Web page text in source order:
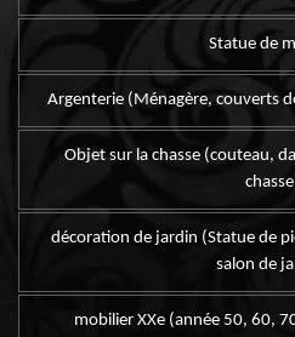
Statue de
Argenterie (Ménagère, couverts
Objet sur la chasse (couteau,
décoration de jardin (Statue de
salon de
mobilier XXe (année 50, 60,